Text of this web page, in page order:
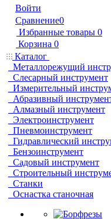
Войти
Сравнение0
Избранные товары 0
Корзина 0
Каталог
Металлорежущий
Слесарный инструмент
Измерительный
Абразивный
Алмазный инструмент
Электроинструмент
Пневмоинструмент
Гидравлический
Бензоинструмент
Садовый инструмент
Строительный
Станки
Оснастка станочная